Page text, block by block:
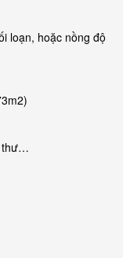
loạn, hoặc nồng độ
thư…